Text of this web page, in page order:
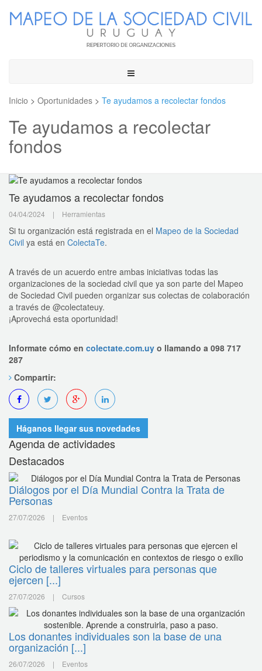
Toggle
Inicio > Oportunidades > Te ayudamos a recolectar fondos
Te ayudamos a recolectar
fondos
Te ayudamos a recolectar fondos
04/04/2024 | Herramientas
Si tu organización está registrada en el Mapeo de la Sociedad
Civil ya está en ColectaTe.
A través de un acuerdo entre ambas iniciativas todas las
organizaciones de la sociedad civil que ya son parte del Mapeo
de Sociedad Civil pueden organizar sus colectas de colaboración
a través de @colectateuy.
¡Aprovechá esta oportunidad!
Informate cómo en colectate.com.uy o llamando a 098 717
287
Compartir:
Háganos llegar sus novedades
Agenda de actividades
Destacados
Diálogos por el Día Mundial Contra la Trata de
Personas
27/07/2026 | Eventos
Ciclo de talleres virtuales para personas que
ejercen [...]
27/07/2026 | Cursos
Los donantes individuales son la base de una
organización [...]
26/07/2026 | Eventos